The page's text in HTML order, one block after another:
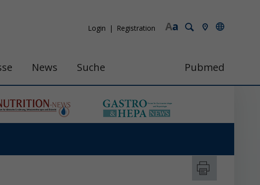
a
A
Login Registration
News Suche Pubmed